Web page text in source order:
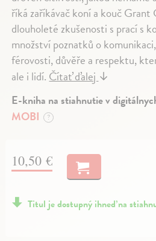
říká zaříkávač koní a kouč
dlouholeté zkušenosti s prací s
množství poznatků o
férovosti, důvěře a respektu,
ale i lidí.Čítať ďalej↓
E-kniha na stiahnutie v
MOBI
?
10,50 €
Titul je dostupný ihneď na